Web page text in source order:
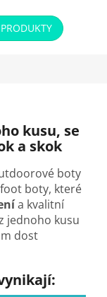
kusu, se
a skok
boty
boty, které
a kvalitní
jednoho kusu
dost